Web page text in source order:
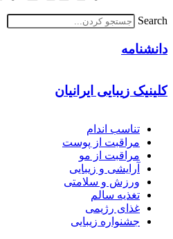
Search
دانشنامه
کلینیک زیبایی ایرانیان
تناسب اندام
مراقبت از پوست
مراقبت از مو
آرایشی و زیبایی
ورزش و سلامتی
تغذیه سالم
غذای رژیمی
جشنواره زیبایی